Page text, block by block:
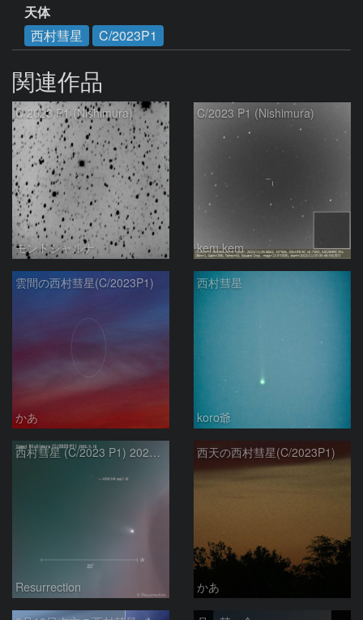
天体
西村彗星
C/2023P1
関連作品
C/2023 P1 (Nishimura)
モンドシャルナ
C/2023 P1 (Nishimura)
kem.kem
雲間の西村彗星(C/2023P1)
かあ
西村彗星
koro爺
西村彗星 (C/2023 P1) 2023.9.18
Resurrection
西天の西村彗星(C/2023P1)
かあ